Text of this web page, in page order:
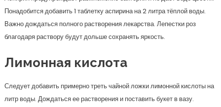
Понадобится добавить 1 таблетку аспирина на 2 литра тёплой воды.
Важно дождаться полного растворения лекарства. Лепестки роз
благодаря раствору будут дольше сохранять яркость.
Лимонная кислота
Следует добавить примерно треть чайной ложки лимонной кислоты на
литр воды. Дождаться ее растворения и поставить букет в вазу.